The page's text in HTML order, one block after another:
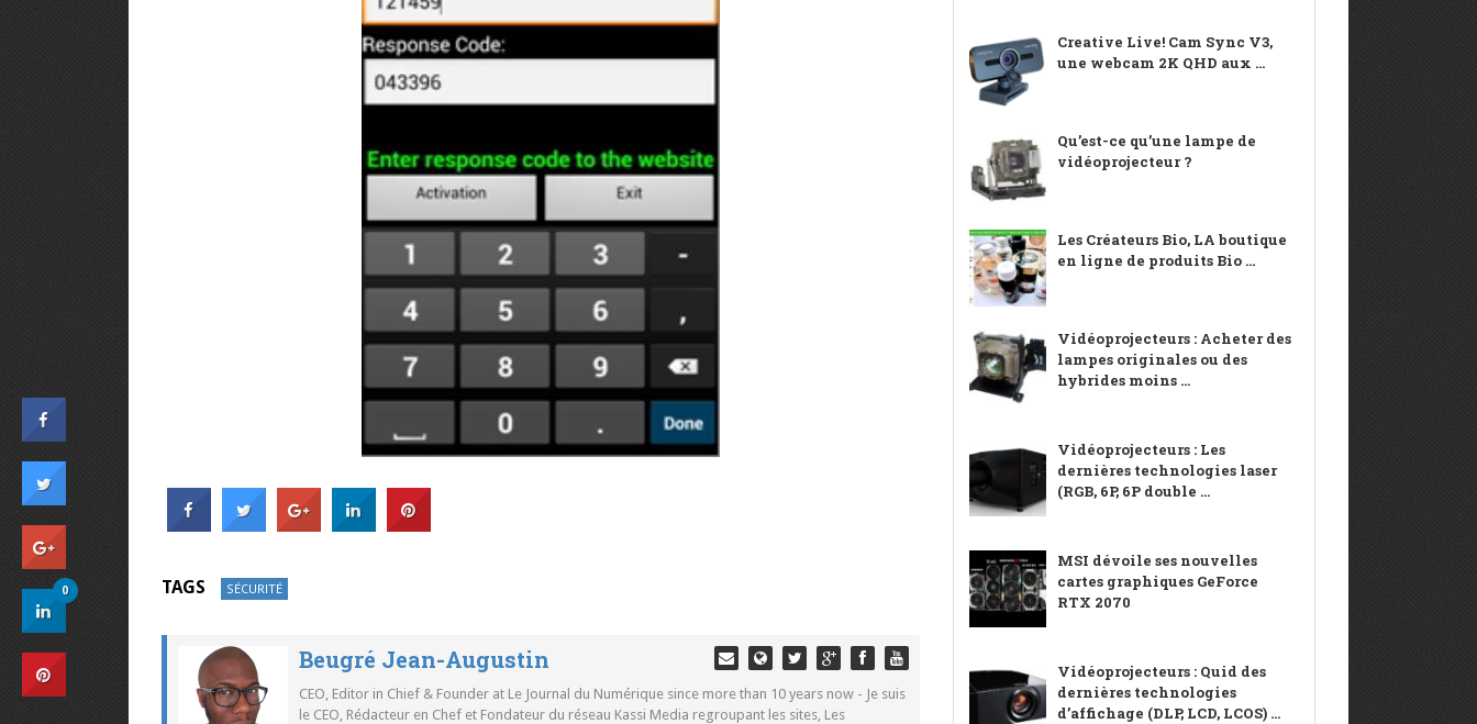
TAGS SÉCURITÉ
Beugré Jean-Augustin
CEO, Editor in Chief & Founder at Le Journal du Numérique since more than 10 years now - Je suis
le CEO, Rédacteur en Chef et Fondateur du réseau Kassi Media regroupant les sites, Les
Creative Live! Cam Sync V3,
une webcam 2K QHD aux ...
Qu’est-ce qu’une lampe de
vidéoprojecteur ?
Les Créateurs Bio, LA boutique
en ligne de produits Bio ...
Vidéoprojecteurs : Acheter des
lampes originales ou des
hybrides moins ...
Vidéoprojecteurs : Les
dernières technologies laser
(RGB, 6P, 6P double ...
MSI dévoile ses nouvelles
cartes graphiques GeForce
RTX 2070
Vidéoprojecteurs : Quid des
dernières technologies
d’affichage (DLP, LCD, LCOS) ...
0